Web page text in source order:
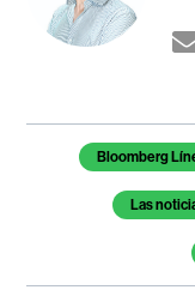
Temas de este
Bloomberg
Las